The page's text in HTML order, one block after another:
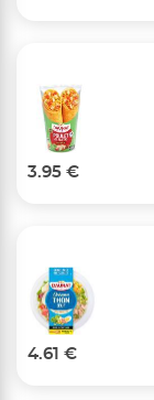
3.95 €
4.61 €